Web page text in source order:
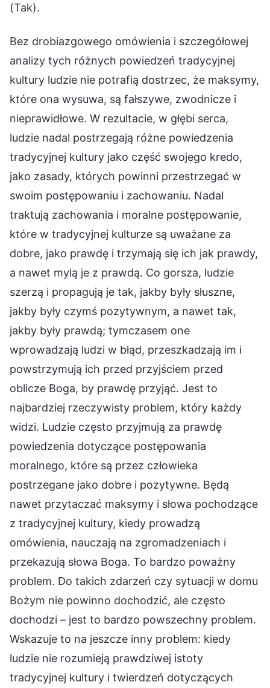
(Tak).
Bez drobiazgowego omówienia i szczegółowej
analizy tych różnych powiedzeń tradycyjnej
kultury ludzie nie potrafią dostrzec, że maksymy,
które ona wysuwa, są fałszywe, zwodnicze i
nieprawidłowe. W rezultacie, w głębi serca,
ludzie nadal postrzegają różne powiedzenia
tradycyjnej kultury jako część swojego kredo,
jako zasady, których powinni przestrzegać w
swoim postępowaniu i zachowaniu. Nadal
traktują zachowania i moralne postępowanie,
które w tradycyjnej kulturze są uważane za
dobre, jako prawdę i trzymają się ich jak prawdy,
a nawet mylą je z prawdą. Co gorsza, ludzie
szerzą i propagują je tak, jakby były słuszne,
jakby były czymś pozytywnym, a nawet tak,
jakby były prawdą; tymczasem one
wprowadzają ludzi w błąd, przeszkadzają im i
powstrzymują ich przed przyjściem przed
oblicze Boga, by prawdę przyjąć. Jest to
najbardziej rzeczywisty problem, który każdy
widzi. Ludzie często przyjmują za prawdę
powiedzenia dotyczące postępowania
moralnego, które są przez człowieka
postrzegane jako dobre i pozytywne. Będą
nawet przytaczać maksymy i słowa pochodzące
z tradycyjnej kultury, kiedy prowadzą
omówienia, nauczają na zgromadzeniach i
przekazują słowa Boga. To bardzo poważny
problem. Do takich zdarzeń czy sytuacji w domu
Bożym nie powinno dochodzić, ale często
dochodzi – jest to bardzo powszechny problem.
Wskazuje to na jeszcze inny problem: kiedy
ludzie nie rozumieją prawdziwej istoty
tradycyjnej kultury i twierdzeń dotyczących